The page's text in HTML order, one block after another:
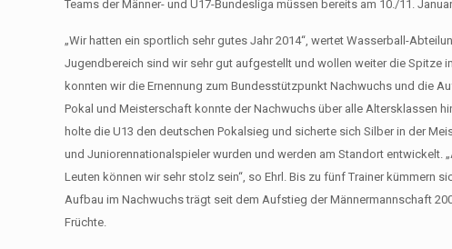
Teams der Männer- und U17-Bundesliga müssen bereits am 10./11.
„Wir hatten ein sportlich sehr gutes Jahr 2014“, wertet Wasserball-
Jugendbereich sind wir sehr gut aufgestellt und wollen weiter die Spitze
konnten wir die Ernennung zum Bundesstützpunkt Nachwuchs und die
Pokal und Meisterschaft konnte der Nachwuchs über alle Altersklassen
holte die U13 den deutschen Pokalsieg und sicherte sich Silber in der
und Juniorennationalspieler wurden und werden am Standort entwickelt.
Leuten können wir sehr stolz sein“, so Ehrl. Bis zu fünf Trainer
Aufbau im Nachwuchs trägt seit dem Aufstieg der Männermannschaft
Früchte.